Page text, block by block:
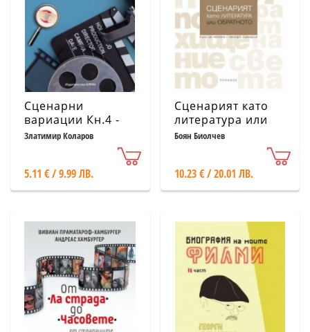
Сценарни
вариации Кн.4 -
сценарии за
популярни филми
Златимир Коларов
5.11 € / 9.99 ЛВ.
Сценарият като
литература или
обратното
Боян Биолчев
10.23 € / 20.01 ЛВ.